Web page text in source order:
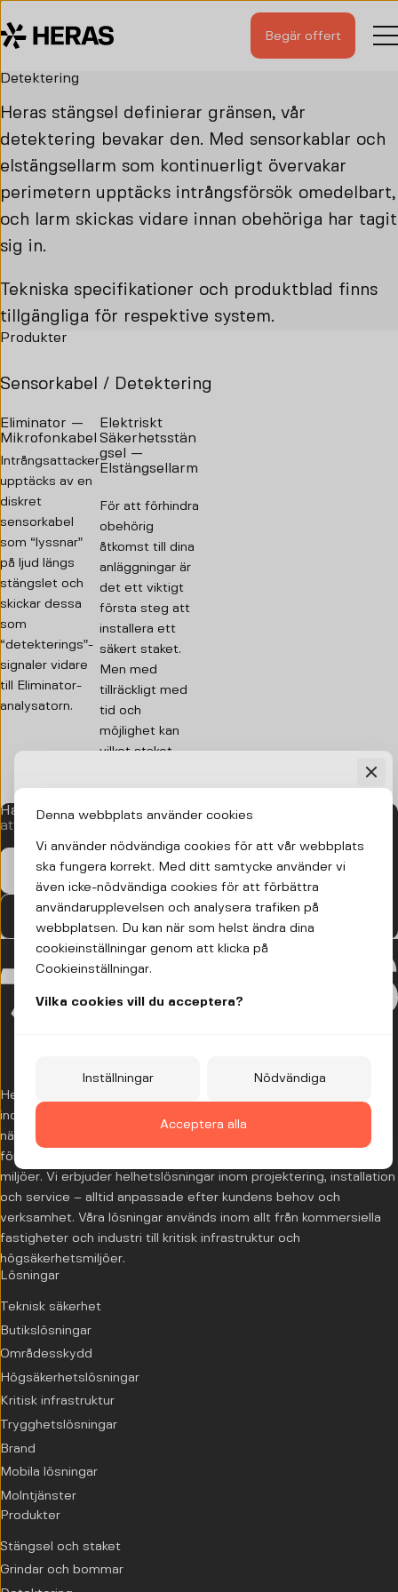
Begär offert
Detektering
Heras stängsel definierar gränsen, vår
detektering bevakar den. Med sensorkablar och
elstängsellarm som kontinuerligt övervakar
perimetern upptäcks intrångsförsök omedelbart,
och larm skickas vidare innan obehöriga har tagit
sig in.
Tekniska specifikationer och produktblad finns
tillgängliga för respektive system.
Produkter
Sensorkabel / Detektering
Eliminator —
Mikrofonkabel
Intrångsattacker
upptäcks av en
diskret
sensorkabel
som “lyssnar”
på ljud längs
stängslet och
skickar dessa
som
“detekterings”-
signaler vidare
till Eliminator-
analysatorn.
Elektriskt
Säkerhetsstän
gsel —
Elstängsellarm
För att förhindra
obehörig
åtkomst till dina
anläggningar är
det ett viktigt
första steg att
installera ett
säkert staket.
Men med
tillräckligt med
tid och
möjlighet kan
vilket staket
Har du ett säkerhetsbehov?Vi hjälper dig
att hitta rätt.
Kontakta oss Begär offert
Hitta lokala butiker och kontor
Heras är en ledande leverantör av kompletta 360°-lösningar
inom områdesskydd och teknisk säkerhet i Europa. Med lokal
närvaro, bred erfarenhet och specialistkompetens hjälper vi
företag och verksamheter att skapa säkra och driftsäkra
miljöer. Vi erbjuder helhetslösningar inom projektering, installation
och service – alltid anpassade efter kundens behov och
verksamhet. Våra lösningar används inom allt från kommersiella
fastigheter och industri till kritisk infrastruktur och
högsäkerhetsmiljöer.
Lösningar
Teknisk säkerhet
Butikslösningar
Områdesskydd
Högsäkerhetslösningar
Kritisk infrastruktur
Trygghetslösningar
Brand
Mobila lösningar
Molntjänster
Produkter
Stängsel och staket
Grindar och bommar
Vi blir Heras
HedaHeras, Great Security och Norrlarm samlas nu
och områdesskydd i Sverige och Europa. Välkommen till
nya Heras.
Denna webbplats använder cookies
Vi använder nödvändiga cookies för att vår webbplats
ska fungera korrekt. Med ditt samtycke använder vi
även icke-nödvändiga cookies för att förbättra
användarupplevelsen och analysera trafiken på
webbplatsen. Du kan när som helst ändra dina
cookieinställningar genom att klicka på
Cookieinställningar.
Vilka cookies vill du acceptera?
Inställningar Nödvändiga
Acceptera alla